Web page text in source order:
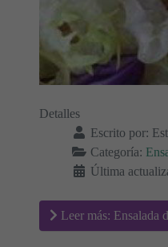
Detalles
Escrito por:
Categoría:
Última
Leer más: Ensalada